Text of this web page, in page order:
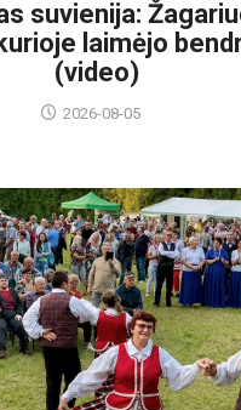
suvienija:
laimėjo
(video)
2026-08-05